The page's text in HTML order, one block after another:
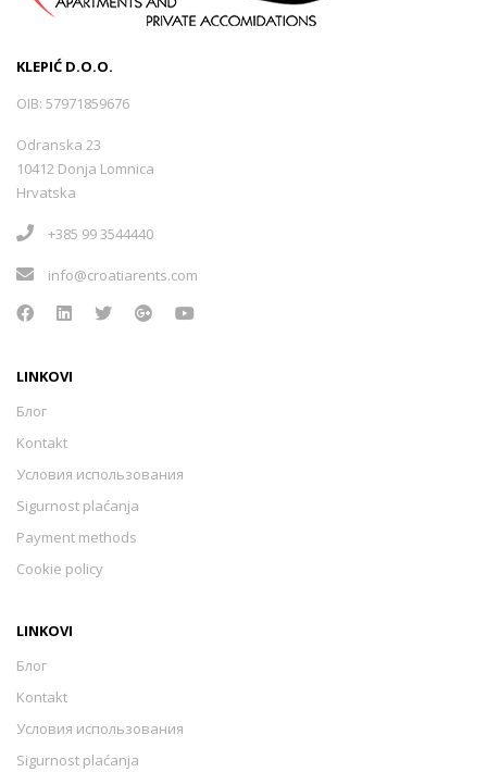
KLEPIĆ D.O.O.
OIB: 57971859676
Odranska 23
10412 Donja Lomnica
Hrvatska
+385 99 3544440
info@croatiarents.com
LINKOVI
Блог
Kontakt
Условия использования
Sigurnost plaćanja
Payment methods
Cookie policy
LINKOVI
Блог
Kontakt
Условия использования
Sigurnost plaćanja